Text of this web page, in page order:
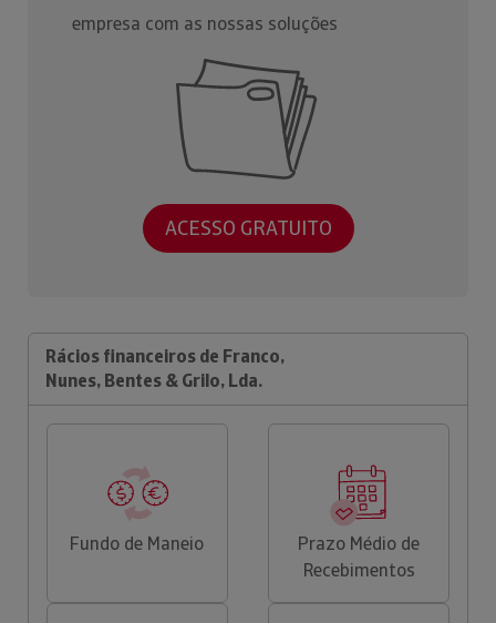
empresa com as nossas soluções
ACESSO GRATUITO
Rácios financeiros de Franco,
Nunes, Bentes & Grilo, Lda.
Fundo de Maneio
Prazo Médio de
Recebimentos